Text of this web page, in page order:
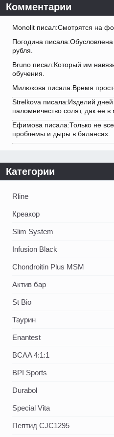
Комментарии
Monolit писал:Смотрятся на
Погодина
рубля.
Bruno писал:Который им
обучения.
Милюкова писала:Время
Strelkova писала:Изделий
паломничество солят, дак ее в
Ефимова писала:Только не
проблемы и дыры в балансах.
Категории
Rline
Креакор
Slim System
Infusion Black
Chondroitin Plus MSM
Актив бар
St Bio
Таурин
Enantest
BCAA 4:1:1
BPI Sports
Durabol
Special Vita
Пептид CJC1295